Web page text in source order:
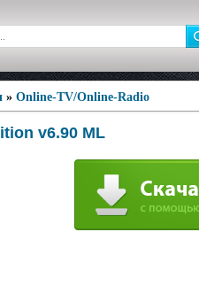
» Online-TV/Online-Radio
v6.90 ML